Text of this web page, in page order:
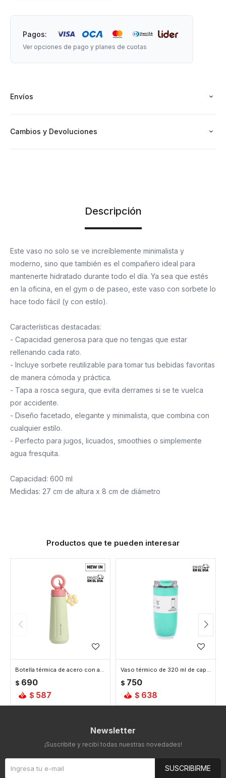
por accidente.
- Diseño facetado, elegante y minimalista, que combina con
cualquier estilo.
- Perfecto para jugos, licuados, smoothies o simplemente
agua fresquita.
Medidas: 27 cm de altura x 8 cm de diámetro
Pagos:
Ver opciones de pago y planes de cuotas
Envíos
Cambios y Devoluciones
Descripción
Este vaso no solo se ve increíblemente minimalista y
moderno, sino que también es el compañero ideal para
mantenerte hidratado durante todo el día. Ya sea que estés
en la oficina, en el gym o de paseo, este vaso con sorbete lo
hace todo fácil (y con estilo).
Características destacadas:
- Capacidad generosa para que no tengas que estar
rellenando cada rato.
- Incluye sorbete reutilizable para tomar tus bebidas favoritas
de manera cómoda y práctica.
- Tapa a rosca segura, que evita derrames si se te vuelca
por accidente.
- Diseño facetado, elegante y minimalista, que combina con
cualquier estilo.
- Perfecto para jugos, licuados, smoothies o simplemente
agua fresquita.
Capacidad: 600 ml
Medidas: 27 cm de altura x 8 cm de diámetro
Productos que te pueden interesar
Botella térmica de acero con asa y colgante de flor 450ml - Verde
$ 690
$ 587
Vaso térmico de 320 ml de capacidad - Verde
$ 750
$ 638
Newsletter
¡Suscribite y recibí todas nuestras novedades!
SUSCRIBIRME